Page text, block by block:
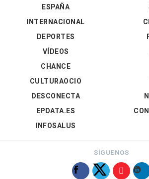
ESPAÑA
INTERNACIONAL
DEPORTES
VÍDEOS
CHANCE
CULTURAOCIO
DESCONECTA
EPDATA.ES
INFOSALUS
SÍGUENOS